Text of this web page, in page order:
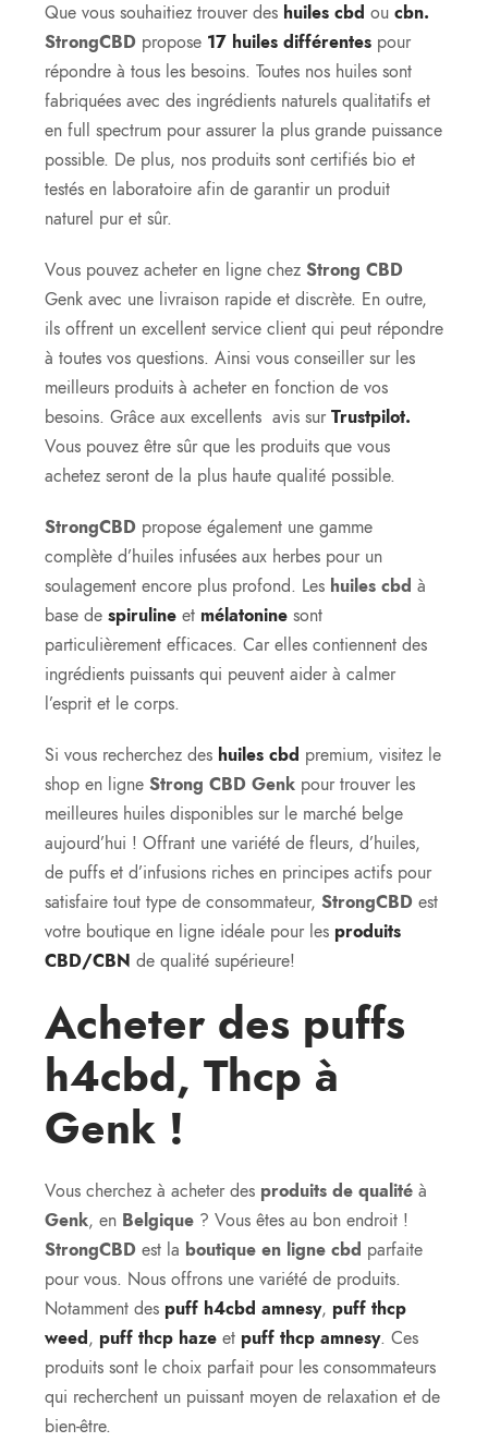
Que vous souhaitiez trouver des huiles cbd ou cbn.
StrongCBD propose 17 huiles différentes pour
répondre à tous les besoins. Toutes nos huiles sont
fabriquées avec des ingrédients naturels qualitatifs et
en full spectrum pour assurer la plus grande puissance
possible. De plus, nos produits sont certifiés bio et
testés en laboratoire afin de garantir un produit
naturel pur et sûr.
Vous pouvez acheter en ligne chez Strong CBD
Genk avec une livraison rapide et discrète. En outre,
ils offrent un excellent service client qui peut répondre
à toutes vos questions. Ainsi vous conseiller sur les
meilleurs produits à acheter en fonction de vos
besoins. Grâce aux excellents avis surTrustpilot.
Vous pouvez être sûr que les produits que vous
achetez seront de la plus haute qualité possible.
StrongCBD propose également une gamme
complète d’huiles infusées aux herbes pour un
soulagement encore plus profond. Les huiles cbd à
base de spiruline et mélatonine sont
particulièrement efficaces. Car elles contiennent des
ingrédients puissants qui peuvent aider à calmer
l’esprit et le corps.
Si vous recherchez des huiles cbd premium, visitez le
shop en ligne Strong CBD Genk pour trouver les
meilleures huiles disponibles sur le marché belge
aujourd’hui ! Offrant une variété de fleurs, d’huiles,
de puffs et d’infusions riches en principes actifs pour
satisfaire tout type de consommateur, StrongCBD est
votre boutique en ligne idéale pour les produits
CBD/CBN de qualité supérieure!
Acheter des puffs
h4cbd, Thcp à
Genk !
Vous cherchez à acheter des produits de qualité à
Genk, en Belgique ? Vous êtes au bon endroit !
StrongCBD est la boutique en ligne cbd parfaite
pour vous. Nous offrons une variété de produits.
Notamment des puff h4cbd amnesy, puff thcp
weed, puff thcp haze et puff thcp amnesy. Ces
produits sont le choix parfait pour les consommateurs
qui recherchent un puissant moyen de relaxation et de
bien-être.